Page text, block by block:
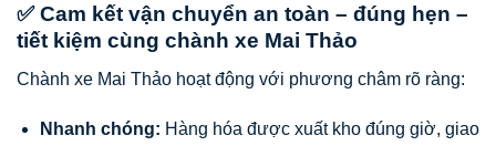
✅ Cam kết vận chuyển an toàn – đúng hẹn –
tiết kiệm cùng chành xe Mai Thảo
Chành xe Mai Thảo hoạt động với phương châm rõ ràng:
Nhanh chóng: Hàng hóa được xuất kho đúng giờ, giao